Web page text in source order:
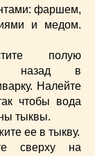
фаршем,
и медом.
полую
назад в
Налейте
чтобы вода
тыквы.
ее в тыкву.
сверху на